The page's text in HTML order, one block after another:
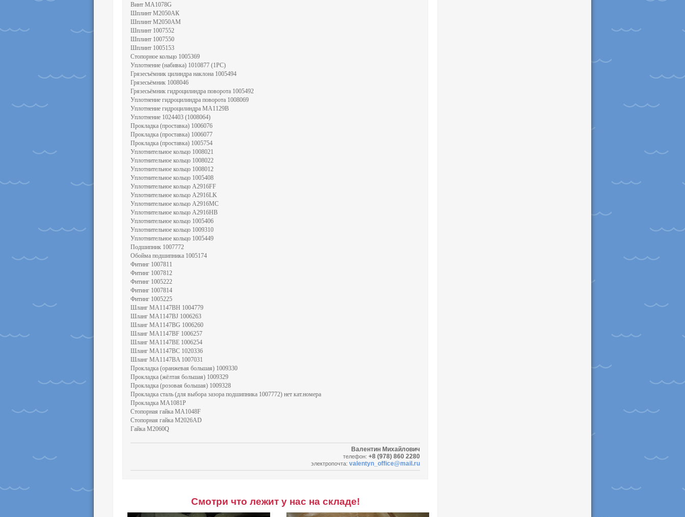
Винт MA1078G
Шплинт М2050АК
Шплинт М2050АМ
Шплинт 1007552
Шплинт 1007550
Шплинт 1005153
Стопорное кольцо 1005369
Уплотнение (набивка) 1010877 (1РС)
Грязесъёмник цилиндра наклона 1005494
Грязесьёмник 1008046
Грязесьёмник гидроцилиндра поворота 1005492
Уплотнение гидроцилиндра поворота 1008069
Уплотнение гидроцилиндра МА1129В
Уплотнение 1024403 (1008064)
Прокладка (проставка) 1006076
Прокладка (проставка) 1006077
Прокладка (проставка) 1005754
Уплотнительное кольцо 1008021
Уплотнительное кольцо 1008022
Уплотнительное кольцо 1008012
Уплотнительное кольцо 1005408
Уплотнительное кольцо А2916FF
Уплотнительное кольцо А2916LK
Уплотнительное кольцо А2916MC
Уплотнительное кольцо А2916НВ
Уплотнительное кольцо 1005406
Уплотнительное кольцо 1009310
Уплотнительное кольцо 1005449
Подшипник 1007772
Обойма подшипника 1005174
Фитинг 1007811
Фитинг 1007812
Фитинг 1005222
Фитинг 1007814
Фитинг 1005225
Шланг MA1147BH 1004779
Шланг MA1147BJ 1006263
Шланг MA1147BG 1006260
Шланг MA1147BF 1006257
Шланг MA1147BE 1006254
Шланг MA1147BC 1020336
Шланг MA1147BA 1007031
Прокладка (оранжевая большая) 1009330
Прокладка (жёлтая большая) 1009329
Прокладка (розовая большая) 1009328
Прокладка сталь (для выбора зазора подшипника 1007772) нет кат.номера
Прокладка MA1081P
Стопорная гайка MA1048F
Стопорная гайка M2026AD
Гайка M2060Q
Валентин Михайлович
телефон: +8 (978) 860 2280
электропочта: valentyn_office@mail.ru
Смотри что лежит у нас на складе!